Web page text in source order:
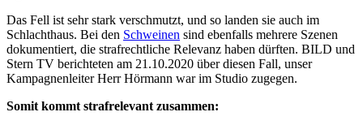
Das Fell ist sehr stark verschmutzt, und so landen sie auch im
Schlachthaus. Bei den Schweinen sind ebenfalls mehrere Szenen
dokumentiert, die strafrechtliche Relevanz haben dürften. BILD und
Stern TV berichteten am 21.10.2020 über diesen Fall, unser
Kampagnenleiter Herr Hörmann war im Studio zugegen.
Somit kommt strafrelevant zusammen: